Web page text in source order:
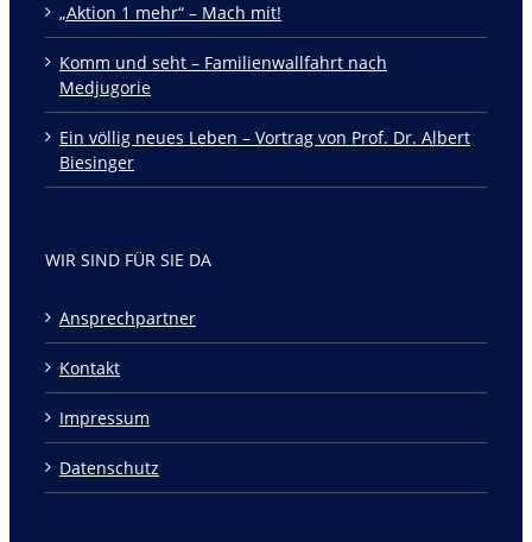
„Aktion 1 mehr“ – Mach mit!
Komm und seht – Familienwallfahrt nach
Medjugorie
Ein völlig neues Leben – Vortrag von Prof. Dr. Albert
Biesinger
WIR SIND FÜR SIE DA
Ansprechpartner
Kontakt
Impressum
Datenschutz